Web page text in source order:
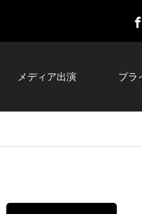
メディア出演 プラ